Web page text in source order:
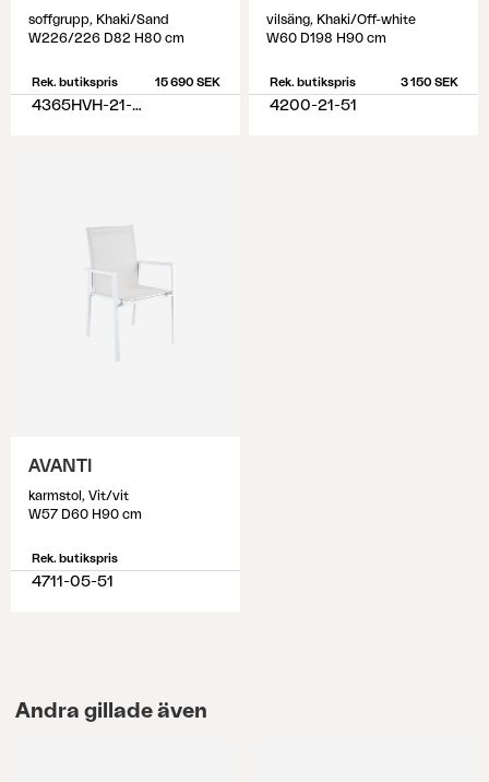
soffgrupp, Khaki/Sand
W226/226 D82 H80 cm
Rek. butikspris 15 690 SEK
4365HVH-21-02
vilsäng, Khaki/Off-white
W60 D198 H90 cm
Rek. butikspris 3 150 SEK
4200-21-51
AVANTI
karmstol, Vit/vit
W57 D60 H90 cm
Rek. butikspris
4711-05-51
Andra gillade även